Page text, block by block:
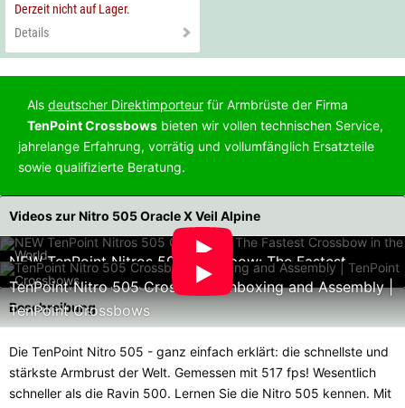
Derzeit nicht auf Lager.
Details
Als deutscher Direktimporteur für Armbrüste der Firma
TenPoint Crossbows bieten wir vollen technischen Service,
jahrelange Erfahrung, vorrätig und vollumfänglich Ersatzteile
sowie qualifizierte Beratung.
Videos zur Nitro 505 Oracle X Veil Alpine
NEW TenPoint Nitros 505 Crossbow: The Fastest
Crossbow in the World.
TenPoint Nitro 505 Crossbow Unboxing and Assembly |
TenPoint Crossbows
Beschreibung
Die TenPoint Nitro 505 - ganz einfach erklärt: die schnellste und
stärkste Armbrust der Welt. Gemessen mit 517 fps! Wesentlich
schneller als die Ravin 500. Lernen Sie die Nitro 505 kennen. Mit